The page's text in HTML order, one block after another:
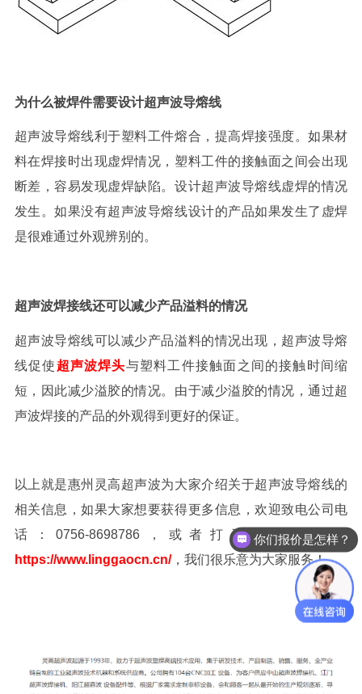
为什么被焊件需要设计超声波导熔线
超声波导熔线利于塑料工件熔合，提高焊接强度。如果材
料在焊接时出现虚焊情况，塑料工件的接触面之间会出现
断差，容易发现虚焊缺陷。设计超声波导熔线虚焊的情况
发生。如果没有超声波导熔线设计的产品如果发生了虚焊
是很难通过外观辨别的。
超声波焊接线还可以减少产品溢料的情况
超声波导熔线可以减少产品溢料的情况出现，超声波导熔
线促使 超声波焊头与塑料工件接触面之间的接触时间缩
短，因此减少溢胶的情况。由于减少溢胶的情况，通过超
声波焊接的产品的外观得到更好的保证。
以上就是惠州灵高超声波为大家介绍关于超声波导熔线的
相关信息，如果大家想要获得更多信息，欢迎致电公司电
话：0756-8698786，或者打开公司官网：
https://www.linggaocn.cn/，我们很乐意为大家服务！
你们报价是怎样？